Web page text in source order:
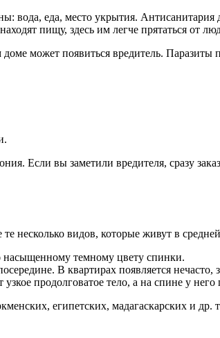
вода, еда, место укрытия.
пищу, здесь им легче прятаться от
доме может появиться вредитель.
Если вы заметили вредителя, сразу
несколько видов, которые живут в
темному цвету спинки.
В квартирах появляется нечасто,
продолговатое тело, а на спине у
египетских, мадагаскарских и др.